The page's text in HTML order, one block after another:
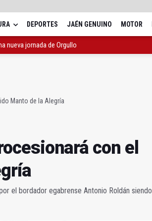
DEPORTES JAÉN GENUINO MOTOR
nueva jornada de Orgullo
Manto de la Alegría
con el
el bordador egabrense Antonio Roldán siendo